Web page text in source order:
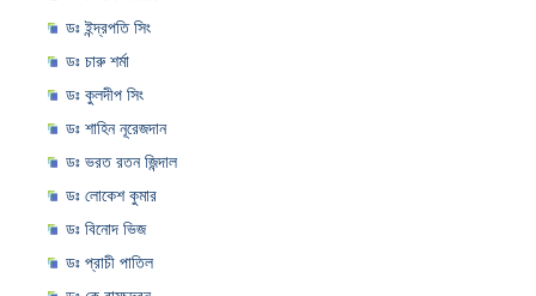
ডঃ ইন্দ্রপতি সিং
ডঃ চারু শর্মা
ডঃ কুলদীপ সিং
ডঃ শাহিন নূরেজদান
ডঃ ভরত রতন জিন্দাল
ডঃ লোকেশ কুমার
ডঃ বিনোদ ভিজ
ডঃ প্রাচী পাতিল